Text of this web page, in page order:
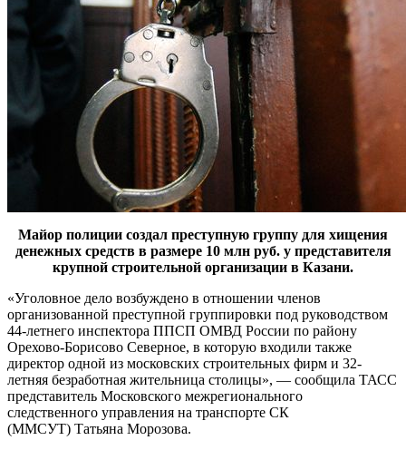
Майор полиции создал преступную группу для хищения
денежных средств в размере 10 млн руб. у представителя
крупной строительной организации в Казани.
«Уголовное дело возбуждено в отношении членов
организованной преступной группировки под руководством
44-летнего инспектора ППСП ОМВД России по району
Орехово-Борисово Северное, в которую входили также
директор одной из московских строительных фирм и 32-
летняя безработная жительница столицы», — сообщила ТАСС
представитель Московского межрегионального
следственного управления на транспорте СК
(ММСУТ) Татьяна Морозова.